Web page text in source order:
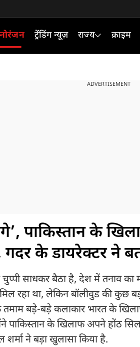
ट्रेंडिंग न्यूज़ राज्य क्राइम
ADVERTISEMENT
पाकिस्तान के
के डायरेक्टर ने
साधकर बैठा है, देश में तनाव का
रहा था, लेकिन बॉलीवुड की कुछ
तमाम बड़े-बड़े कलाकार भारत के
पाकिस्तान के खिलाफ अपने होंठ
ने बड़ा खुलासा किया है.